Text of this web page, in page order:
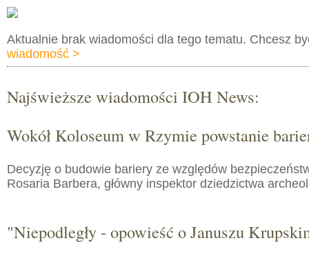
Aktualnie brak wiadomości dla tego tematu. Chcesz
wiadomość >
Najświeższe wiadomości IOH News:
Wokół Koloseum w Rzymie powstanie
Decyzję o budowie bariery ze względów
Rosaria Barbera, główny inspektor dziedzictwa
"Niepodległy - opowieść o Januszu